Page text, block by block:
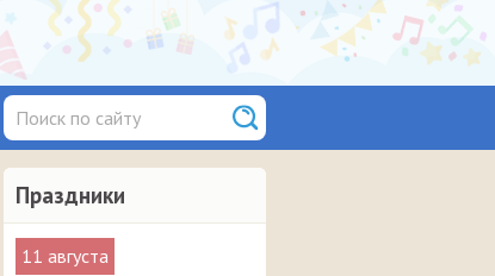
Праздники
11 августа